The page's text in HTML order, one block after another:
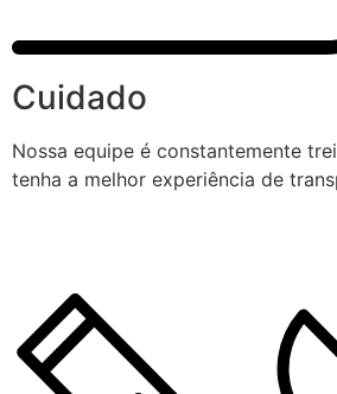
Cuidado
Nossa equipe é constantemente
tenha a melhor experiência de